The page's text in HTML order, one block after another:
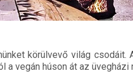
körülvevő világ csodáit.
a vegán húson át az üvegházi